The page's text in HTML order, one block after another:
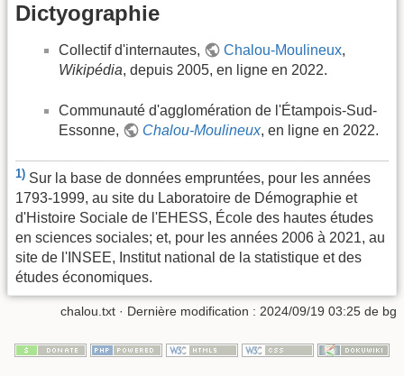
Dictyographie
Collectif d'internautes, Chalou-Moulineux,
Wikipédia, depuis 2005, en ligne en 2022.
Communauté d'agglomération de l'Étampois-Sud-
Essonne,
Chalou-Moulineux, en ligne en 2022.
1) Sur la base de données empruntées, pour les années
1793-1999, au site du Laboratoire de Démographie et
d'Histoire Sociale de l'EHESS, École des hautes études
en sciences sociales; et, pour les années 2006 à 2021, au
site de l'INSEE, Institut national de la statistique et des
études économiques.
chalou.txt · Dernière modification : 2024/09/19 03:25 de bg